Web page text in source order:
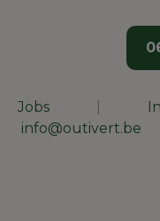
Jobs
info@outivert.be